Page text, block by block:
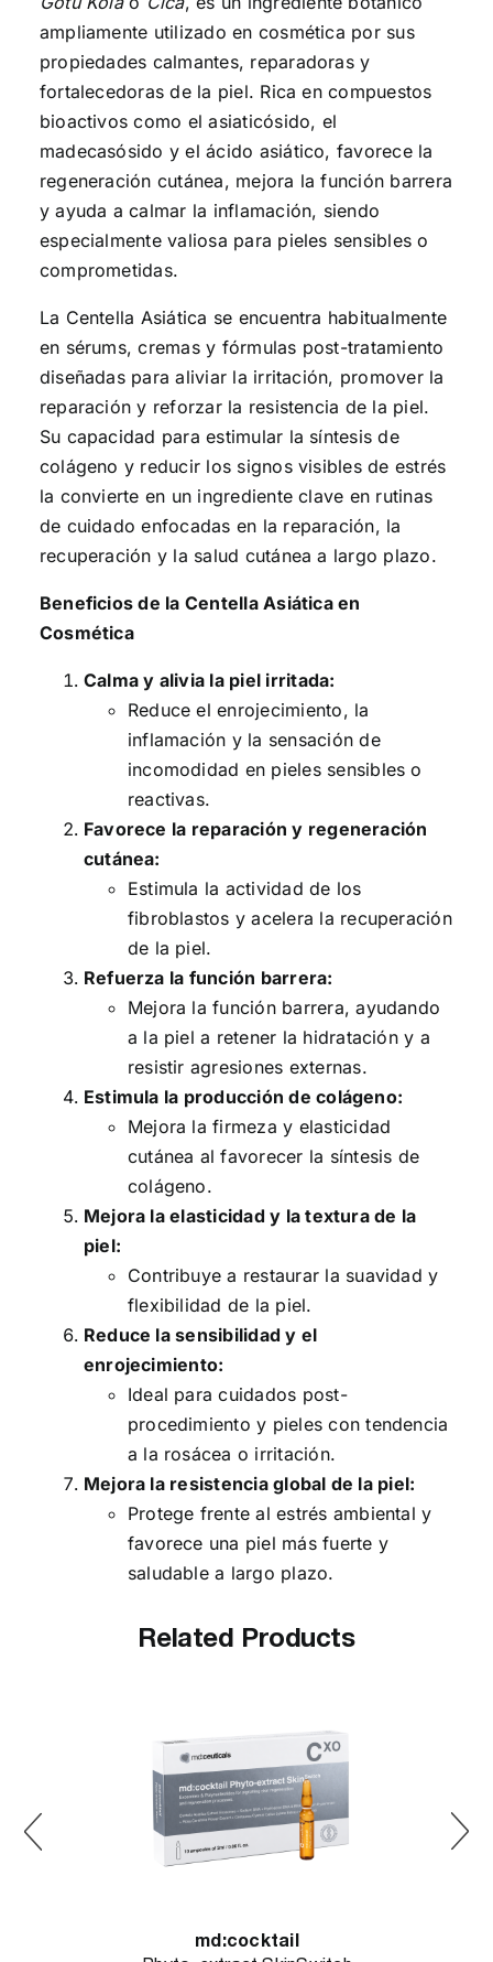
ampliamente utilizado en cosmética por sus
propiedades calmantes, reparadoras y
fortalecedoras de la piel. Rica en compuestos
bioactivos como el asiaticósido, el
madecasósido y el ácido asiático, favorece la
regeneración cutánea, mejora la función barrera
y ayuda a calmar la inflamación, siendo
especialmente valiosa para pieles sensibles o
comprometidas.
La Centella Asiática se encuentra habitualmente
en sérums, cremas y fórmulas post-tratamiento
diseñadas para aliviar la irritación, promover la
reparación y reforzar la resistencia de la piel.
Su capacidad para estimular la síntesis de
colágeno y reducir los signos visibles de estrés
la convierte en un ingrediente clave en rutinas
de cuidado enfocadas en la reparación, la
recuperación y la salud cutánea a largo plazo.
Beneficios de la Centella Asiática en
Cosmética
Calma y alivia la piel irritada:
Reduce el enrojecimiento, la
inflamación y la sensación de
incomodidad en pieles sensibles o
reactivas.
Favorece la reparación y regeneración
cutánea:
Estimula la actividad de los
fibroblastos y acelera la recuperación
de la piel.
Refuerza la función barrera:
Mejora la función barrera, ayudando
a la piel a retener la hidratación y a
resistir agresiones externas.
Estimula la producción de colágeno:
Mejora la firmeza y elasticidad
cutánea al favorecer la síntesis de
colágeno.
Mejora la elasticidad y la textura de la
piel:
Contribuye a restaurar la suavidad y
flexibilidad de la piel.
Reduce la sensibilidad y el
enrojecimiento:
Ideal para cuidados post-
procedimiento y pieles con tendencia
a la rosácea o irritación.
Mejora la resistencia global de la piel:
Protege frente al estrés ambiental y
favorece una piel más fuerte y
saludable a largo plazo.
Related Products
md:cocktail